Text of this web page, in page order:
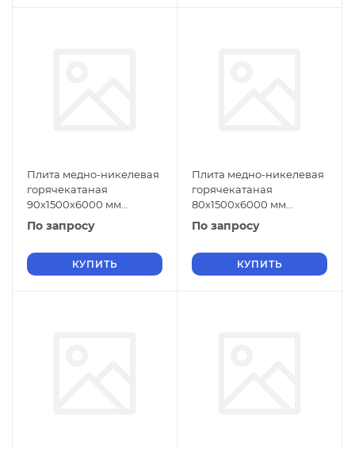
Плита медно-никелевая
горячекатаная
90х1500х6000 мм
МНЖМц30-1-1 ГОСТ 492-
По запросу
КУПИТЬ
Плита медно-никелевая
горячекатаная
80х1500х6000 мм
МНЖМц30-1-1 ГОСТ 492-
По запросу
КУПИТЬ